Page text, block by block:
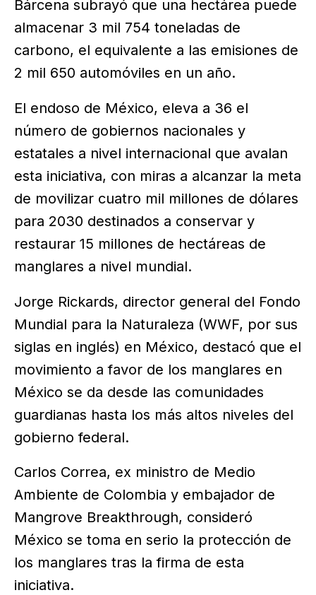
Bárcena subrayó que una hectárea puede
almacenar 3 mil 754 toneladas de
carbono, el equivalente a las emisiones de
2 mil 650 automóviles en un año.
El endoso de México, eleva a 36 el
número de gobiernos nacionales y
estatales a nivel internacional que avalan
esta iniciativa, con miras a alcanzar la meta
de movilizar cuatro mil millones de dólares
para 2030 destinados a conservar y
restaurar 15 millones de hectáreas de
manglares a nivel mundial.
Jorge Rickards, director general del Fondo
Mundial para la Naturaleza (WWF, por sus
siglas en inglés) en México, destacó que el
movimiento a favor de los manglares en
México se da desde las comunidades
guardianas hasta los más altos niveles del
gobierno federal.
Carlos Correa, ex ministro de Medio
Ambiente de Colombia y embajador de
Mangrove Breakthrough, consideró
México se toma en serio la protección de
los manglares tras la firma de esta
iniciativa.